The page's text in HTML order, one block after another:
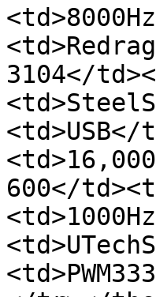
3104</
<td>USB</
600</